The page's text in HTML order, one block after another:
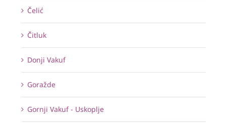
Čelić
Čitluk
Donji Vakuf
Goražde
Gornji Vakuf - Uskoplje